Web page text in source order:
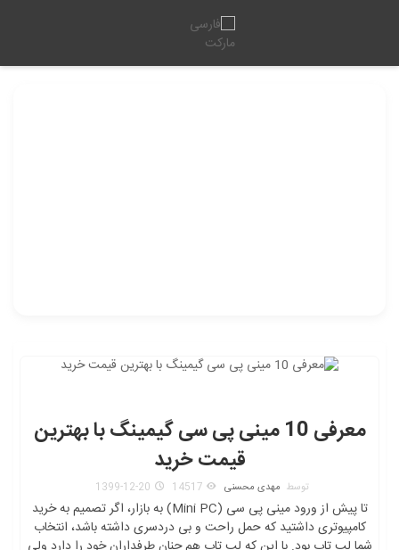
معرفی 10 مینی پی سی گیمینگ با بهترین
قیمت خرید
توسط مهدی محسنی 14517
1399-12-20
تا پیش از ورود مینی پی سی (Mini PC) به بازار، اگر تصمیم به خرید
کامپیوتری داشتید که حمل راحت و بی دردسری داشته باشد، انتخاب